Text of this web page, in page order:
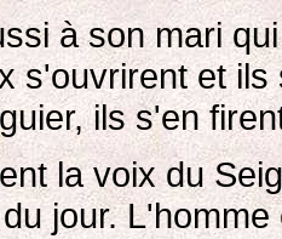
à son mari
s'ouvrirent et
ils s'en
la voix du
jour.